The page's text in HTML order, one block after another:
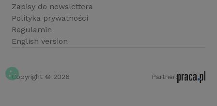
Zapisy do newslettera
Polityka prywatności
Regulamin
English version
Copyright © 2026 Partner: